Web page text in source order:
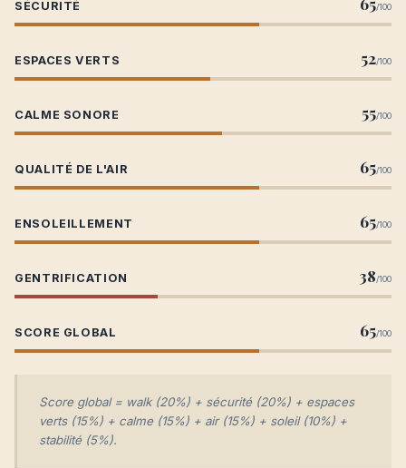
SÉCURITÉ /100
ESPACES VERTS 52/100
CALME SONORE 55/100
QUALITÉ DE L'AIR 65/100
ENSOLEILLEMENT 65/100
GENTRIFICATION 38/100
SCORE GLOBAL 65/100
Score global = walk (20%) + sécurité (20%) + espaces
verts (15%) + calme (15%) + air (15%) + soleil (10%) +
stabilité (5%).